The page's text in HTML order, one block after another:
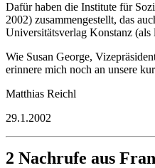
Dafür haben die Institute für
2002) zusammengestellt, das
Universitätsverlag Konstanz
Wie Susan George,
erinnere mich noch an unsere
Matthias Reichl
29.1.2002
2 Nachrufe aus